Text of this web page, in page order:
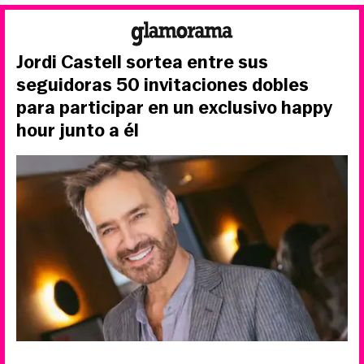
Jordi Castell sortea entre sus
seguidoras 50 invitaciones dobles
para participar en un exclusivo happy
hour junto a él